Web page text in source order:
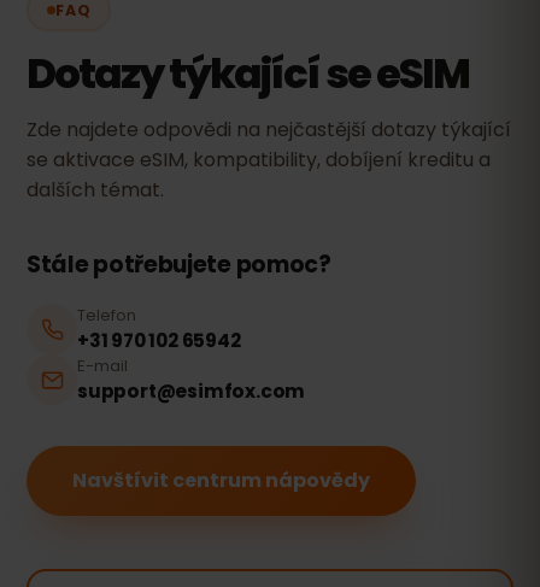
FAQ
Dotazy týkající se eSIM
Zde najdete odpovědi na nejčastější dotazy týkající
se aktivace eSIM, kompatibility, dobíjení kreditu a
dalších témat.
Stále potřebujete pomoc?
Telefon
+31 970 102 65942
E-mail
support@esimfox.com
Navštívit centrum nápovědy